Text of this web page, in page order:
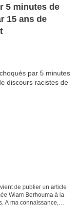
5 minutes de
15 ans de
de publier un article
Wiam Berhouma à la
A ma connaissance,